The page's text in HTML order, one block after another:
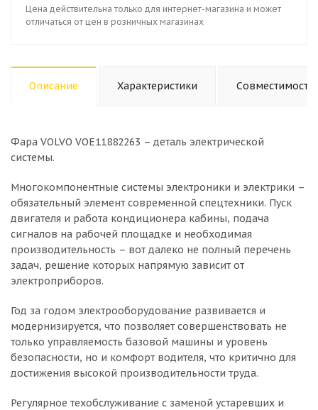
Цена действительна только для интернет-магазина и может
отличаться от цен в розничных магазинах
Описание Характеристики Совместимость
Фара VOLVO VOE11882263 – деталь электрической
системы.
Многокомпонентные системы электроники и электрики –
обязательный элемент современной спецтехники. Пуск
двигателя и работа кондиционера кабины, подача
сигналов на рабочей площадке и необходимая
производительность – вот далеко не полный перечень
задач, решение которых напрямую зависит от
электроприборов.
Год за годом электрооборудование развивается и
модернизируется, что позволяет совершенствовать не
только управляемость базовой машины и уровень
безопасности, но и комфорт водителя, что критично для
достижения высокой производительности труда.
Регулярное техобслуживание с заменой устаревших и